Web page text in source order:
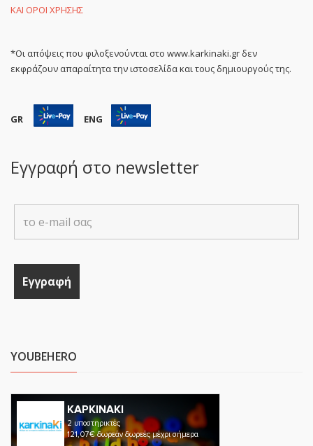
ΚΑΙ ΟΡΟΙ ΧΡΗΣΗΣ
*Οι απόψεις που φιλοξενούνται στο www.karkinaki.gr δεν
εκφράζουν απαραίτητα την ιστοσελίδα και τους δημιουργούς της.
GR ENG
Εγγραφή στο newsletter
YOUBEHERO